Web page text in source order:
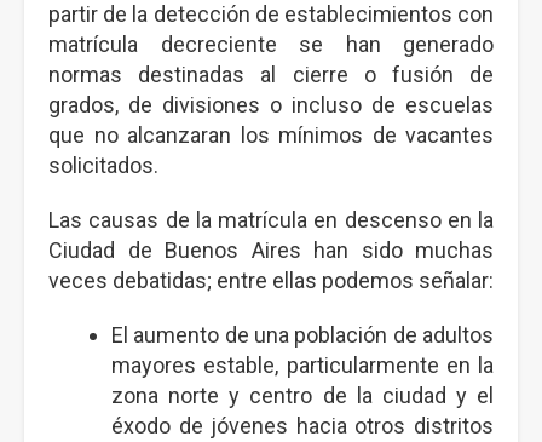
partir de la detección de establecimientos con
matrícula decreciente se han generado
normas destinadas al cierre o fusión de
grados, de divisiones o incluso de escuelas
que no alcanzaran los mínimos de vacantes
solicitados.
Las causas de la matrícula en descenso en la
Ciudad de Buenos Aires han sido muchas
veces debatidas; entre ellas podemos señalar:
El aumento de una población de adultos
mayores estable, particularmente en la
zona norte y centro de la ciudad y el
éxodo de jóvenes hacia otros distritos